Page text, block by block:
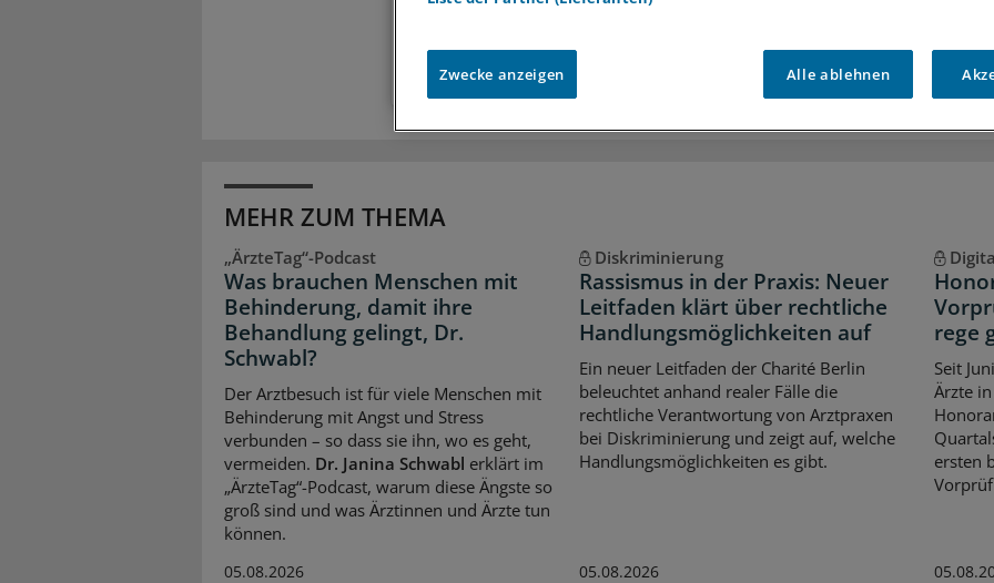
Voraussetzungen für den Zugang
MEHR ZUM THEMA
„ÄrzteTag“-Podcast
Was brauchen Menschen mit
Behinderung, damit ihre
Behandlung gelingt, Dr.
Schwabl?
Der Arztbesuch ist für viele Menschen mit
Behinderung mit Angst und Stress
verbunden – so dass sie ihn, wo es geht,
vermeiden. Dr. Janina Schwabl erklärt im
„ÄrzteTag“-Podcast, warum diese Ängste so
groß sind und was Ärztinnen und Ärzte tun
können.
05.08.2026
Diskriminierung
Rassismus in der Praxis: Neuer
Leitfaden klärt über rechtliche
Handlungsmöglichkeiten auf
Ein neuer Leitfaden der Charité Berlin
beleuchtet anhand realer Fälle die
rechtliche Verantwortung von Arztpraxen
bei Diskriminierung und zeigt auf, welche
Handlungsmöglichkeiten es gibt.
05.08.2026
rege
Seit
Ärzte
ersten
Zwecke anzeigen Alle ablehnen